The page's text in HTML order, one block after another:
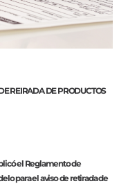
REIRADA DE PRODUCTOS
el Reglamento de
para el aviso de retirada de